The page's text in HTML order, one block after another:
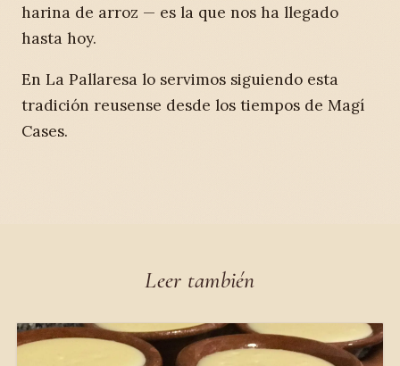
harina de arroz — es la que nos ha llegado
hasta hoy.
En La Pallaresa lo servimos siguiendo esta
tradición reusense desde los tiempos de Magí
Cases.
Leer también